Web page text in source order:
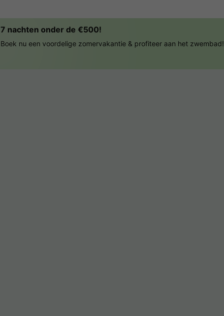
7 nachten onder de €500!
Boek nu een voordelige zomervakantie & profiteer aan het zwembad!